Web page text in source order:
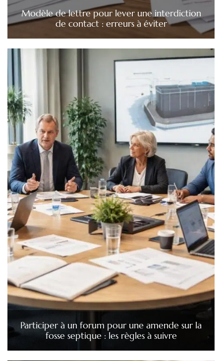
Modèle de lettre pour lever une interdiction
de contact : erreurs à éviter
Participer à un forum pour une amende sur la
fosse septique : les règles à suivre